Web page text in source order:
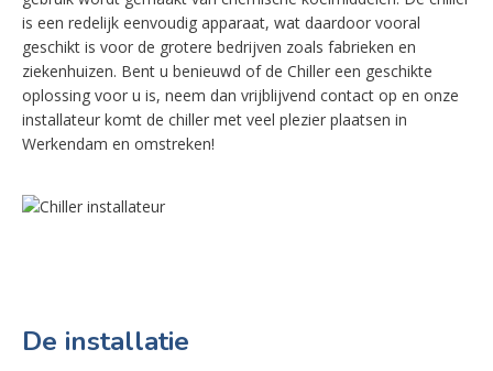
is een redelijk eenvoudig apparaat, wat daardoor vooral
geschikt is voor de grotere bedrijven zoals fabrieken en
ziekenhuizen. Bent u benieuwd of de Chiller een geschikte
oplossing voor u is, neem dan vrijblijvend contact op en onze
installateur komt de chiller met veel plezier plaatsen in
Werkendam en omstreken!
De installatie